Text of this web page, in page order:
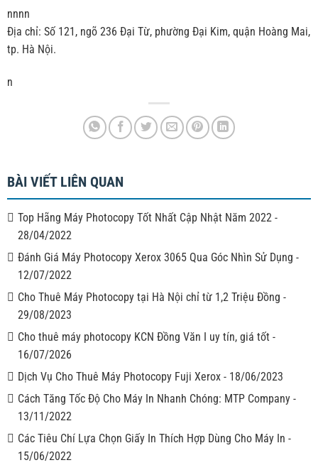
nnnn
Địa chỉ: Số 121, ngõ 236 Đại Từ, phường Đại Kim, quận Hoàng Mai,
tp. Hà Nội.
n
BÀI VIẾT LIÊN QUAN
Top Hãng Máy Photocopy Tốt Nhất Cập Nhật Năm 2022-
28/04/2022
Đánh Giá Máy Photocopy Xerox 3065 Qua Góc Nhìn Sử Dụng -
12/07/2022
Cho Thuê Máy Photocopy tại Hà Nội chỉ từ 1,2 Triệu Đồng -
29/08/2023
Cho thuê máy photocopy KCN Đồng Văn I uy tín, giá tốt-
16/07/2026
Dịch Vụ Cho Thuê Máy Photocopy Fuji Xerox- 18/06/2023
Cách Tăng Tốc Độ Cho Máy In Nhanh Chóng: MTP Company-
13/11/2022
Các Tiêu Chí Lựa Chọn Giấy In Thích Hợp Dùng Cho Máy In -
15/06/2022